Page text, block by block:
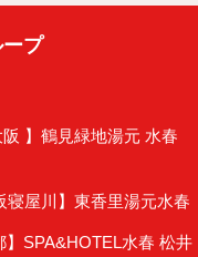
プ
阪 】 鶴見緑地湯元 水春
寝屋川】 東香里湯元水春
SPA&HOTEL水春 松井